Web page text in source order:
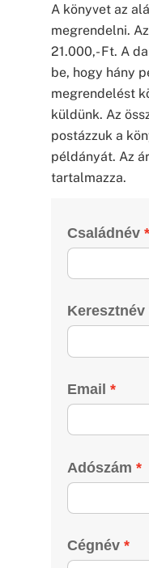
A könyvet az
megrendelni.
21.000,- Ft. A
be, hogy hány
megrendelést
küldünk. Az
postázzuk a
példányát. Az
tartalmazza.
Családnév
Keresztnév
Email
Adószám
Cégnév